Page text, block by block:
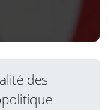
des